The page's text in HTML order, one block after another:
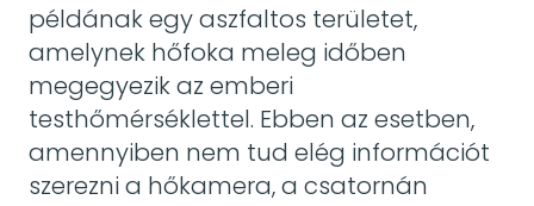
példának egy aszfaltos területet,
amelynek hőfoka meleg időben
megegyezik az emberi
testhőmérséklettel. Ebben az esetben,
amennyiben nem tud elég információt
szerezni a hőkamera, a csatornán